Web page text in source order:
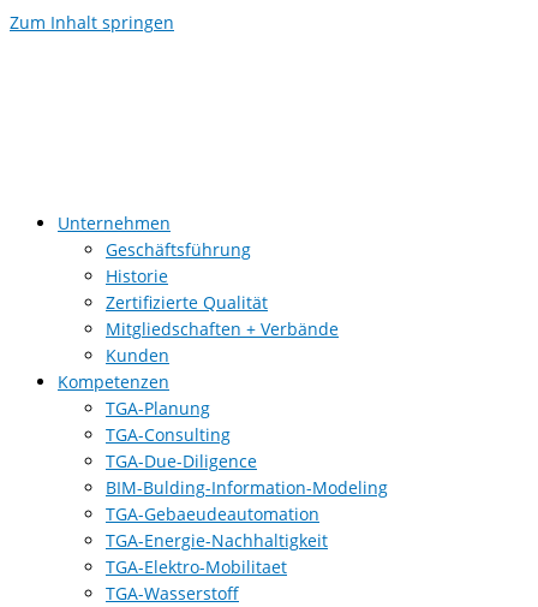
Zum Inhalt springen
Unternehmen
Geschäftsführung
Historie
Zertifizierte Qualität
Mitgliedschaften + Verbände
Kunden
Kompetenzen
TGA-Planung
TGA-Consulting
TGA-Due-Diligence
BIM-Bulding-Information-Modeling
TGA-Gebaeudeautomation
TGA-Energie-Nachhaltigkeit
TGA-Elektro-Mobilitaet
TGA-Wasserstoff